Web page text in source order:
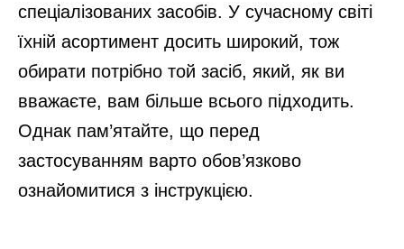
спеціалізованих засобів. У сучасному світі
їхній асортимент досить широкий, тож
обирати потрібно той засіб, який, як ви
вважаєте, вам більше всього підходить.
Однак пам’ятайте, що перед
застосуванням варто обов’язково
ознайомитися з інструкцією.